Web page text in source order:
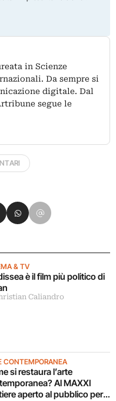
in Scienze
Da sempre si
digitale. Dal
segue le
& TV
è il film più politico di
Caliandro
CONTEMPORANEA
si restaura l’arte
Al MAXXI
aperto al pubblico per
su LinkedIn
su Pinterest
Condividi su WhatsApp
Condividi su Email